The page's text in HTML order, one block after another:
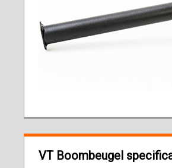
VT Boombeugel